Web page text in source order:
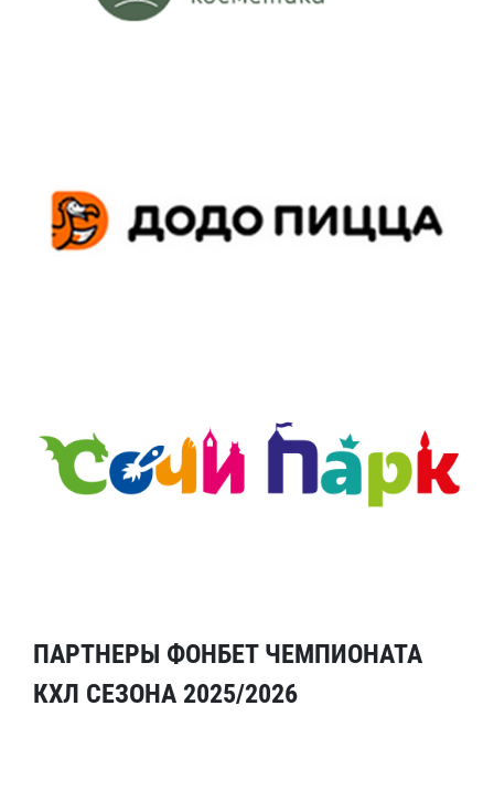
ПАРТНЕРЫ ФОНБЕТ ЧЕМПИОНАТА
КХЛ СЕЗОНА 2025/2026